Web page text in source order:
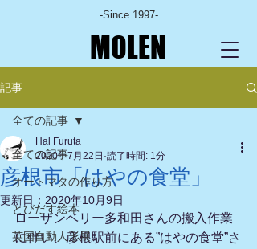
-Since 1997-
MOLEN
記事
全ての記事
オートマタの作り方
とびだす絵本
英国自動人形展
全ての記事
彦根市「はやの食堂」
Hal Furuta
2020年7月22日 読了時間: 1分
更新日： 2020年10月9日
ローザンベリー多和田さんの搬入作業
に伴い、彦根駅前にある”はやの食堂”さ